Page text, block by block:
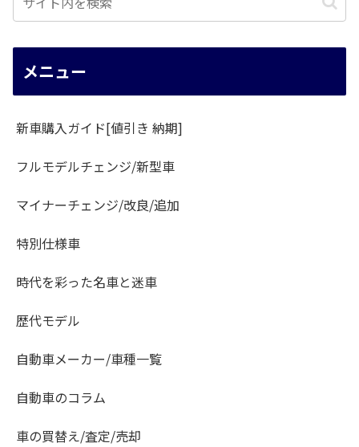
メニュー
新車購入ガイド[値引き 納期]
フルモデルチェンジ/新型車
マイナーチェンジ/改良/追加
特別仕様車
時代を彩った名車と迷車
歴代モデル
自動車メーカー/車種一覧
自動車のコラム
車の買替え/査定/売却